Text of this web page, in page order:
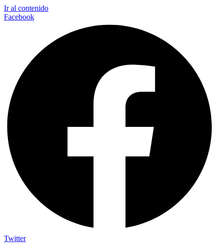
Ir al contenido
Facebook
Twitter